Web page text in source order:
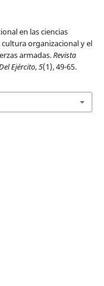
en las ciencias
organizacional y el
armadas.Revista
Ejército,5(1), 49-65.